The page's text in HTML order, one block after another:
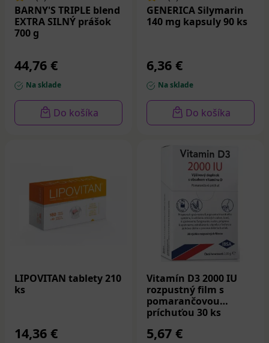
BARNY'S TRIPLE blend
EXTRA SILNÝ prášok
700 g
44,76 €
Na sklade
Do košíka
GENERICA Silymarin
140 mg kapsuly 90 ks
6,36 €
Na sklade
Do košíka
LIPOVITAN tablety 210
ks
14,36 €
Vitamín D3 2000 IU
rozpustný film s
pomarančovou
príchuťou 30 ks
5,67 €